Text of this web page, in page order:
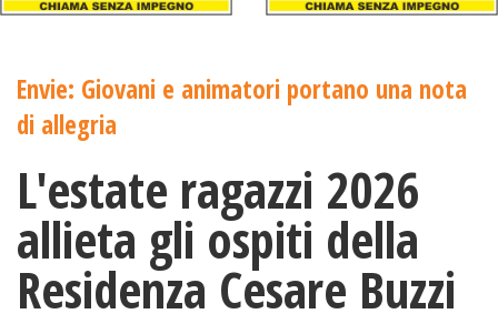
Envie: Giovani e animatori portano una nota
di allegria
L'estate ragazzi 2026
allieta gli ospiti della
Residenza Cesare Buzzi